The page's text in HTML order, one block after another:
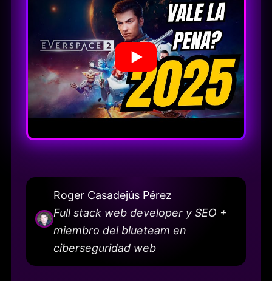
Roger Casadejús Pérez
Full stack web developer y SEO +
miembro del blueteam en
ciberseguridad web